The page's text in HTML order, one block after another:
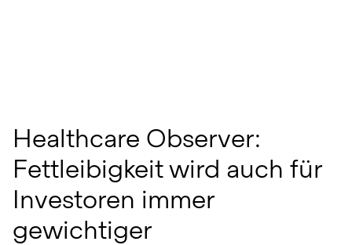
Healthcare Observer:
Fettleibigkeit wird auch für
Investoren immer
gewichtiger